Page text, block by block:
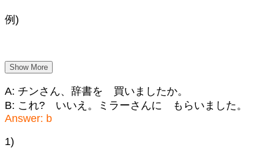
例)
Show More
A: チンさん、辞書を 買いましたか。
B: これ? いいえ。ミラーさんに もらいました。
Answer: b
1)